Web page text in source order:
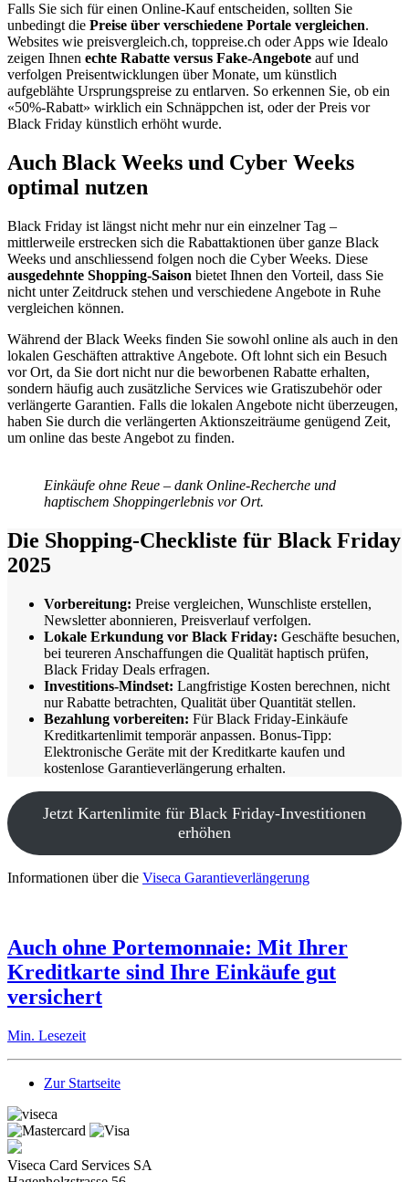
Falls Sie sich für einen Online-Kauf entscheiden, sollten Sie
unbedingt die Preise über verschiedene Portale vergleichen.
Websites wie preisvergleich.ch, toppreise.ch oder Apps wie Idealo
zeigen Ihnen echte Rabatte versus Fake-Angebote auf und
verfolgen Preisentwicklungen über Monate, um künstlich
aufgeblähte Ursprungspreise zu entlarven. So erkennen Sie, ob ein
«50%-Rabatt» wirklich ein Schnäppchen ist, oder der Preis vor
Black Friday künstlich erhöht wurde.
Auch Black Weeks und Cyber Weeks
optimal nutzen
Black Friday ist längst nicht mehr nur ein einzelner Tag –
mittlerweile erstrecken sich die Rabattaktionen über ganze Black
Weeks und anschliessend folgen noch die Cyber Weeks. Diese
ausgedehnte Shopping-Saison bietet Ihnen den Vorteil, dass Sie
nicht unter Zeitdruck stehen und verschiedene Angebote in Ruhe
vergleichen können.
Während der Black Weeks finden Sie sowohl online als auch in den
lokalen Geschäften attraktive Angebote. Oft lohnt sich ein Besuch
vor Ort, da Sie dort nicht nur die beworbenen Rabatte erhalten,
sondern häufig auch zusätzliche Services wie Gratiszubehör oder
verlängerte Garantien. Falls die lokalen Angebote nicht überzeugen,
haben Sie durch die verlängerten Aktionszeiträume genügend Zeit,
um online das beste Angebot zu finden.
Einkäufe ohne Reue – dank Online-Recherche und
haptischem Shoppingerlebnis vor Ort.
Die Shopping-Checkliste für Black Friday
2025
Vorbereitung: Preise vergleichen, Wunschliste erstellen,
Newsletter abonnieren, Preisverlauf verfolgen.
Lokale Erkundung vor Black Friday: Geschäfte besuchen,
bei teureren Anschaffungen die Qualität haptisch prüfen,
Black Friday Deals erfragen.
Investitions-Mindset: Langfristige Kosten berechnen, nicht
nur Rabatte betrachten, Qualität über Quantität stellen.
Bezahlung vorbereiten: Für Black Friday-Einkäufe
Kreditkartenlimit temporär anpassen. Bonus-Tipp:
Elektronische Geräte mit der Kreditkarte kaufen und
kostenlose Garantieverlängerung erhalten.
Jetzt Kartenlimite für Black Friday-Investitionen
erhöhen
Informationen über die Viseca Garantieverlängerung
Auch ohne Portemonnaie: Mit Ihrer
Kreditkarte sind Ihre Einkäufe gut
versichert
Min. Lesezeit
Zur Startseite
Viseca Card Services SA